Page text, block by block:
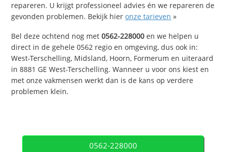
repareren. U krijgt professioneel advies én we repareren de
gevonden problemen. Bekijk hieronze tarieven »
Bel deze ochtend nog met0562-228000 en we helpen u
direct in de gehele 0562 regio en omgeving, dus ook in:
West-Terschelling, Midsland, Hoorn, Formerum en uiteraard
in 8881 GE West-Terschelling. Wanneer u voor ons kiest en
met onze vakmensen werkt dan is de kans op verdere
problemen klein.
0562-228000